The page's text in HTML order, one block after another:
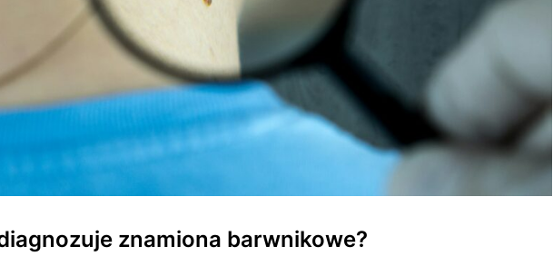
znamiona barwnikowe?